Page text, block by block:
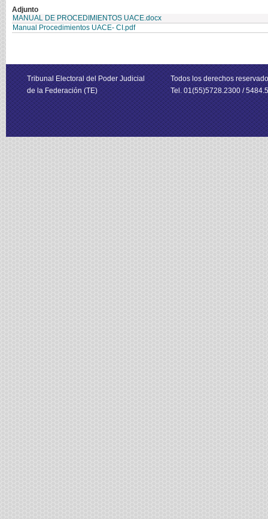
Adjunto
MANUAL DE PROCEDIMIENTOS UACE.docx
Manual Procedimientos UACE- CI.pdf
Tribunal Electoral del Poder Judicial
de la Federación (TE)
Todos los derechos
Tel. 01(55)5728.2300 /